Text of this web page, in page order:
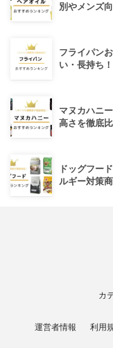
別やメンズ向
フライパン
い・長持ち
マヌカハニ
高さを徹底
ドッグフー
ルギー対策
カ
運営者情報 利用